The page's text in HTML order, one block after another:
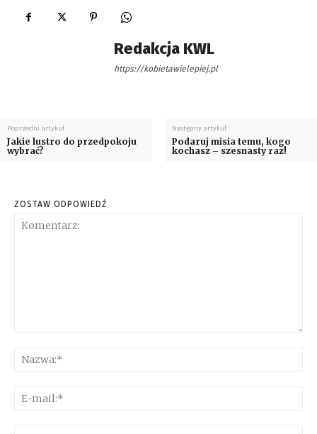
Redakcja KWL
https://kobietawielepiej.pl
Poprzedni artykuł
Jakie lustro do przedpokoju
wybrać?
Następny artykuł
Podaruj misia temu, kogo
kochasz – szesnasty raz!
ZOSTAW ODPOWIEDŹ